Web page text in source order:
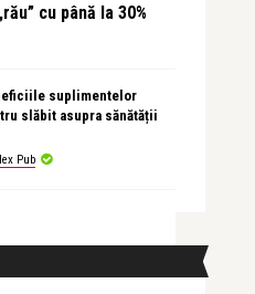
cu până la 30%
suplimentelor
slăbit asupra sănătății
Pub